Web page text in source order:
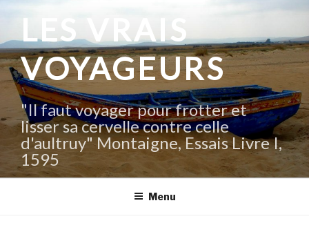
contenu
principal
LES VRAIS
VOYAGEURS
"Il faut voyager pour frotter et
lisser sa cervelle contre celle
d'aultruy" Montaigne, Essais Livre I,
1595
Menu